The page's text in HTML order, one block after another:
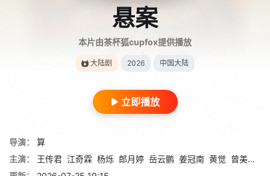
悬案
本片由茶杯狐cupfox提供播放
大陆剧 2026 中国大陆
立即播放
导演：
算
主演：
王传君 江奇霖 杨烁 郎月婷 岳云鹏 姜冠南 黄觉 曾美慧孜